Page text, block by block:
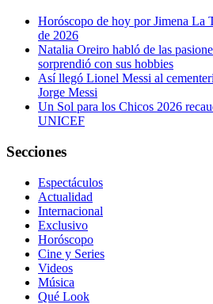
Horóscopo de hoy por Jimena La
de 2026
Natalia Oreiro habló de las
sorprendió con sus hobbies
Así llegó Lionel Messi al
Jorge Messi
Un Sol para los Chicos 2026
UNICEF
Secciones
Espectáculos
Actualidad
Internacional
Exclusivo
Horóscopo
Cine y Series
Videos
Música
Qué Look